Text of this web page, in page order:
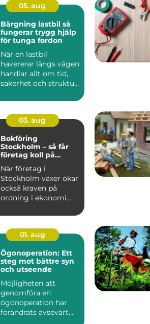
05. aug
Bärgning lastbil så
fungerar trygg hjälp
för tunga fordon
När en lastbil
havererar längs vägen
handlar allt om tid,
säkerhet och struktur.
03. aug
Bokföring
Stockholm – så får
företag koll på
När företag i
Stockholm växer ökar
också kraven på
ordning i ekonomi...
01. aug
Ögonoperation: Ett
steg mot bättre syn
och utseende
Möjligheten att
genomföra en
ögonoperation har
förändrats avsevärt